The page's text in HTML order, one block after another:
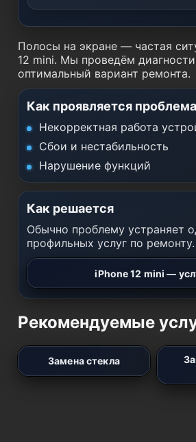
Полосы на экране — частая
12 mini. Мы проведём
оптимальный вариант ремонта.
Как проявляется проблема
Некорректная работа
Сбои и нестабильность
Нарушение функций
Как решается
Обычно проблему устраняет
профильных услуг по ремонту.
iPhone 12 mini —
Рекомендуемые
Замена стекла